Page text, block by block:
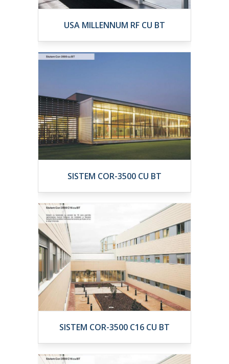
USA MILLENNUM RF CU BT
SISTEM COR-3500 CU BT
SISTEM COR-3500 C16 CU BT